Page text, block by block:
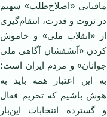
مافیایی «اصلاح‌طلب» سهیم
در ثروت و قدرت، انتقام‌گیری
از «انقلاب ملی» و خاموش
کردن «آتشفشان آگاهی ملی
جوانان» و مردم ایران است؛
به این اعتبار همه باید به
هوش باشیم که تحریم فعال
و گسترده اتنخابات این‌بار